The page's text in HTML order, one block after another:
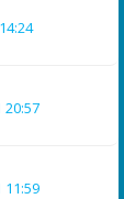
20:57
11:59